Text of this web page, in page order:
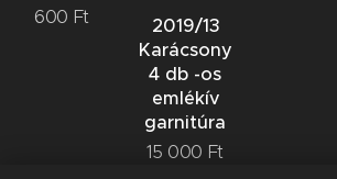
600 Ft
2019/13
Karácsony
4 db -os
emlékív
garnitúra
15 000 Ft